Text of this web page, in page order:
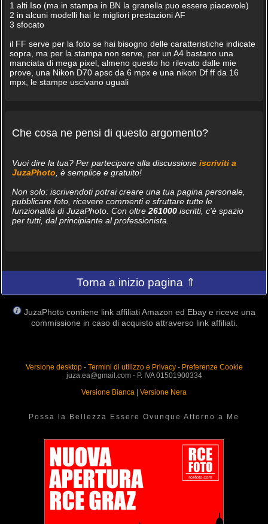
1 alti Iso (ma in stampa in BN la granella puo essere piacevole)
2 in alcuni modelli hai le migliori prestazioni AF
3 sfocato
il FF serve per la foto se hai bisogno delle caratteristiche indicate
sopra, ma per la stampa non serve, per un A4 bastano una
manciata di mega pixel, almeno questo ho rilevato dalle mie
prove, una Nikon D70 apsc da 6 mpx e una nikon Df ff da 16
mpx, le stampe uscivano uguali
Che cosa ne pensi di questo argomento?
Vuoi dire la tua? Per partecipare alla discussione iscriviti a
JuzaPhoto , è semplice e gratuito!
Non solo: iscrivendoti potrai creare una tua pagina personale,
pubblicare foto, ricevere commenti e sfruttare tutte le
funzionalità di JuzaPhoto. Con oltre 261000iscritti, c'è spazio
per tutti, dal principiante al professionista.
Torna a inizio pagina ⇑
JuzaPhoto contiene link affiliati Amazon ed Ebay e riceve una
commissione in caso di acquisto attraverso link affiliati.
Versione desktop- Termini di utilizzo e Privacy- Preferenze Cookie
juza.ea@gmail.com - P. IVA 01501900334
Versione Bianca | Versione Nera
Possa la Bellezza Essere Ovunque Attorno a Me